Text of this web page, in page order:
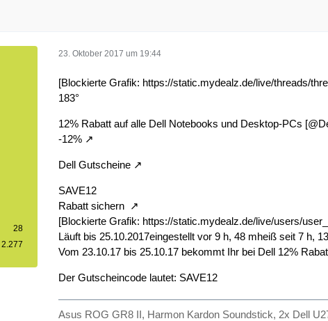
28
2.277
23. Oktober 2017 um 19:44
[Blockierte Grafik: https://static.mydealz.de/live/threads/
183°
12% Rabatt auf alle Dell Notebooks und Desktop-PCs
-12%
Dell Gutscheine
SAVE12
Rabatt sichern
[Blockierte Grafik: https://static.mydealz.de/live/users/
Läuft bis 25.10.2017eingestellt vor 9 h, 48 mheiß seit 7 h,
Vom 23.10.17 bis 25.10.17 bekommt Ihr bei Dell 12%
Der Gutscheincode lautet: SAVE12
Asus ROG GR8 II, Harmon Kardon Soundstick, 2x Dell